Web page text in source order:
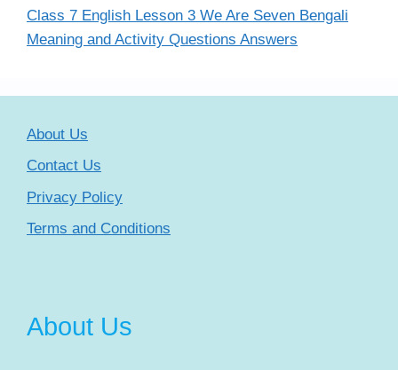
Class 7 English Lesson 3 We Are Seven Bengali
Meaning and Activity Questions Answers
About Us
Contact Us
Privacy Policy
Terms and Conditions
About Us